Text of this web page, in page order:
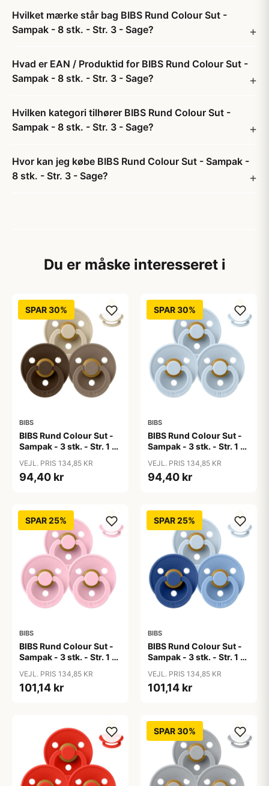
Hvilket mærke står bag BIBS Rund Colour Sut -
Sampak - 8 stk. - Str. 3 - Sage?
Hvad er EAN / Produktid for BIBS Rund Colour Sut -
Sampak - 8 stk. - Str. 3 - Sage?
Hvilken kategori tilhører BIBS Rund Colour Sut -
Sampak - 8 stk. - Str. 3 - Sage?
Hvor kan jeg købe BIBS Rund Colour Sut - Sampak -
8 stk. - Str. 3 - Sage?
Du er måske interesseret i
SPAR 30%
BIBS
BIBS Rund Colour Sut -
Sampak - 3 stk. - Str. 1 -
VEJL. PRIS 134,85 KR
94,40 kr
SPAR 30%
BIBS
BIBS Rund Colour Sut -
Sampak - 3 stk. - Str. 1 -
VEJL. PRIS 134,85 KR
94,40 kr
SPAR 25%
BIBS
BIBS Rund Colour Sut -
Sampak - 3 stk. - Str. 1 -
VEJL. PRIS 134,85 KR
101,14 kr
SPAR 25%
BIBS
BIBS Rund Colour Sut -
Sampak - 3 stk. - Str. 1 -
VEJL. PRIS 134,85 KR
101,14 kr
SPAR 30%